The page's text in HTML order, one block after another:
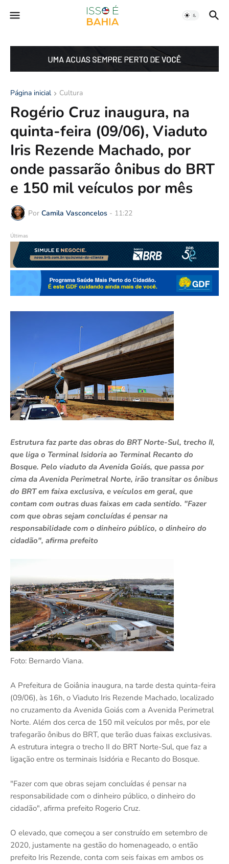
Página inicial Cultura
Rogério Cruz inaugura, na
quinta-feira (09/06), Viaduto
Iris Rezende Machado, por
onde passarão ônibus do BRT
e 150 mil veículos por mês
Por Camila Vasconcelos - 11:22
Últimas
Estrutura faz parte das obras do BRT Norte-Sul, trecho II,
que liga o Terminal Isidoria ao Terminal Recanto do
Bosque. Pelo viaduto da Avenida Goiás, que passa por
cima da Avenida Perimetral Norte, irão transitar os ônibus
do BRT em faixa exclusiva, e veículos em geral, que
contam com outras duas faixas em cada sentido. "Fazer
com que obras sejam concluídas é pensar na
responsabilidade com o dinheiro público, o dinheiro do
cidadão", afirma prefeito
Foto: Bernardo Viana.
A Prefeitura de Goiânia inaugura, na tarde desta quinta-feira
(09/06), às 16h, o Viaduto Iris Rezende Machado, localizado
no cruzamento da Avenida Goiás com a Avenida Perimetral
Norte. Além dos cerca de 150 mil veículos por mês, por ele
trafegarão ônibus do BRT, que terão duas faixas exclusivas.
A estrutura integra o trecho II do BRT Norte-Sul, que faz a
ligação entre os terminais Isidória e Recanto do Bosque.
"Fazer com que obras sejam concluídas é pensar na
responsabilidade com o dinheiro público, o dinheiro do
cidadão", afirma prefeito Rogerio Cruz.
O elevado, que começou a ser construído em setembro de
2020, justamente na gestão do homenageado, o então
prefeito Iris Rezende, conta com seis faixas em ambos os